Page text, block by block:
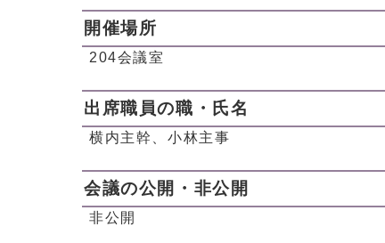
開催場所
204会議室
出席職員の職・氏名
横内主幹、小林主事
会議の公開・非公開
非公開